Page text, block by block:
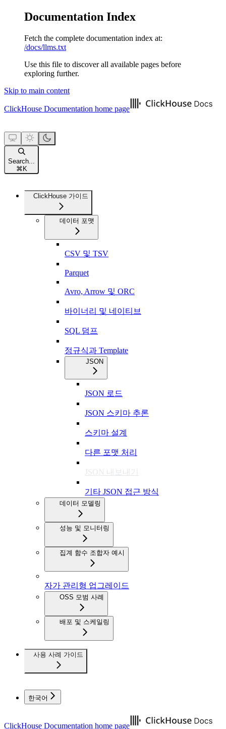
Documentation Index
Fetch the complete documentation index at:
/docs/llms.txt
Use this file to discover all available pages before
exploring further.
Skip to main content
ClickHouse Documentation home page
Search...
⌘ K
ClickHouse 가이드
데이터 포맷
CSV 및 TSV
Parquet
Avro, Arrow 및 ORC
바이너리 및 네이티브
SQL 덤프
정규식과 Template
JSON
JSON 로드
JSON 스키마 추론
스키마 설계
다른 포맷 처리
JSON 내보내기
기타 JSON 접근 방식
데이터 모델링
성능 및 모니터링
집계 함수 조합자 예시
자가 관리형 업그레이드
OSS 모범 사례
배포 및 스케일링
사용 사례 가이드
한국어
ClickHouse Documentation home page